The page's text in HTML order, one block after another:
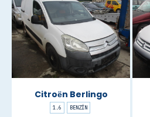
Citroën Berlingo
1.6 BENZÍN